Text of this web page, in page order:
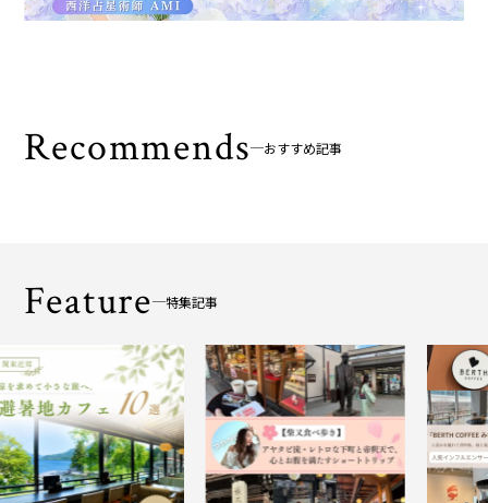
Recommends おすすめ記事
Feature 特集記事